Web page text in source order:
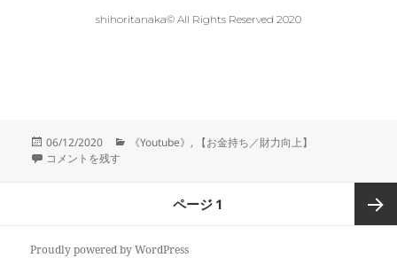
shihoritanaka© All Rights Reserved 2020
06/12/2020 《Youtube》 ,
【お金持ち／財力向上】
コメントを残す
ページ 1
Proudly powered by WordPress